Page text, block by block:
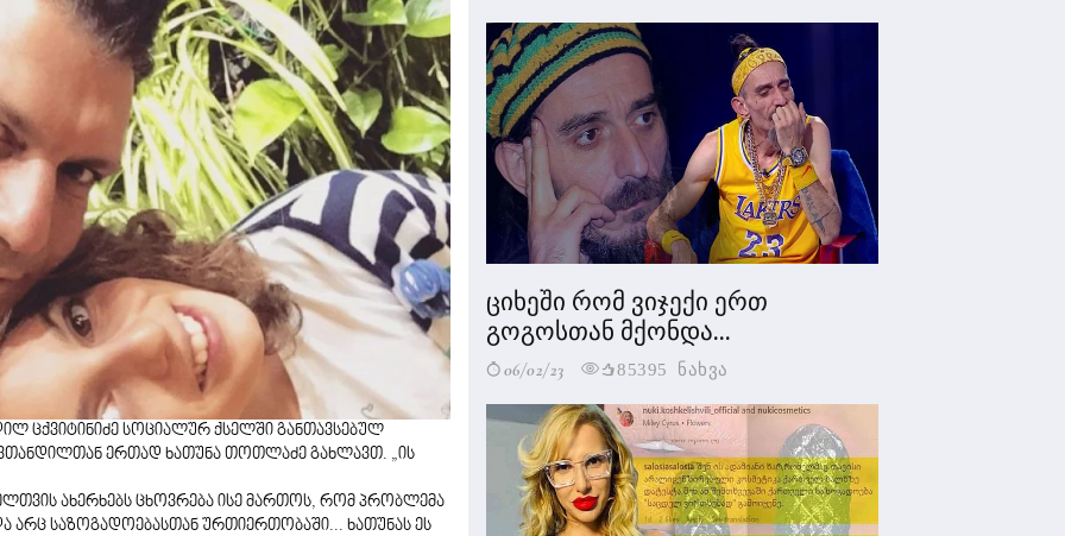
ცქვიტინიძე სოციალურ ქსელში განთავსებულ
ერთად ხათუნა თოთლაძე გახლავთ. „ის
ახერხებს ცხოვრება ისე მართოს, რომ პრობლემა
არც საზოგადოებასთან ურთიერთობაში... ხათუნას ეს
ციხეში რომ ვიჯექი ერთ
გოგოსთან მქონდა...
06/02/23 85395 ნახვა